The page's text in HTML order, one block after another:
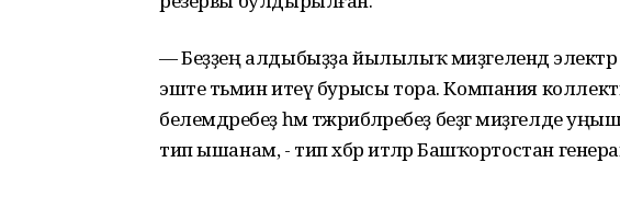
— Беҙҙең алдыбыҙҙа йылылыҡ миҙгелендә
эште тәьмин итеү бурысы тора. Компания
белемдәребеҙ һәм тәжрибәләребеҙ беҙгә
тип ышанам, - тип хәбәр итәләр Башҡортостан